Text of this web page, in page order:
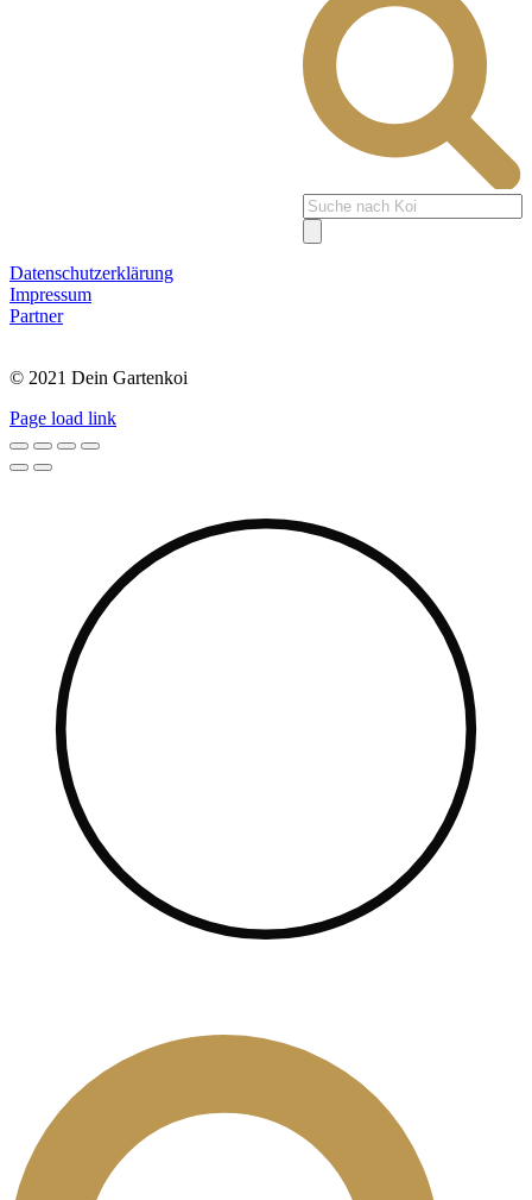
Products
search
Datenschutzerklärung
Impressum
Partner
© 2021 Dein Gartenkoi
Page load link